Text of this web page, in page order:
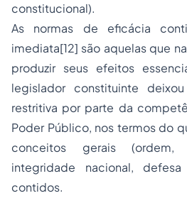
constitucional).
As normas de eficácia
imediata[12] são aquelas que
produzir seus efeitos
legislador constituinte
restritiva por parte da
Poder Público, nos termos do
conceitos gerais (ordem,
integridade nacional,
contidos.